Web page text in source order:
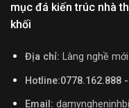
mục đá kiến trúc nhà
khối
Địa chỉ: Làng nghề
Hotline:0778.162.888
Email: